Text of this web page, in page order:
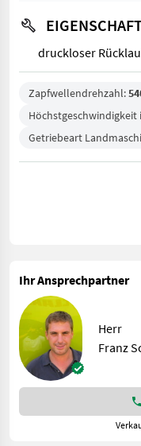
druckloser
Zapfwellendrehzahl:
Höchstgeschwindigkeit
Getriebeart
Ihr Ansprechpartner
Herr
Franz